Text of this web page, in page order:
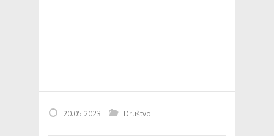
20.05.2023 Društvo